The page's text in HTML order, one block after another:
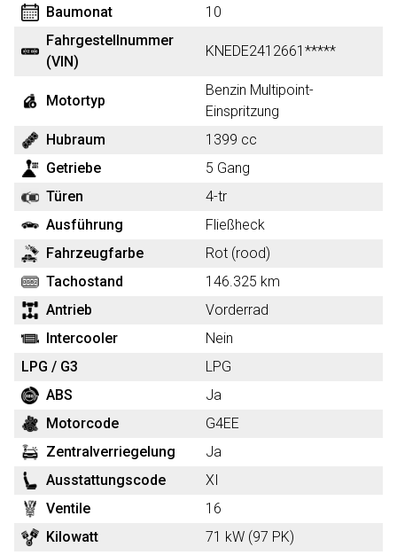
Baumonat
10
Fahrgestellnummer
(VIN)
KNEDE2412661*****
Motortyp
Benzin Multipoint-
Einspritzung
Hubraum
1399 cc
Getriebe
5 Gang
Türen
4-tr
Ausführung
Fließheck
Fahrzeugfarbe
Rot (rood)
Tachostand
146.325 km
Antrieb
Vorderrad
Intercooler
Nein
LPG / G3
LPG
ABS
Ja
Motorcode
G4EE
Zentralverriegelung
Ja
Ausstattungscode
XI
Ventile
16
Kilowatt
71 kW (97 PK)